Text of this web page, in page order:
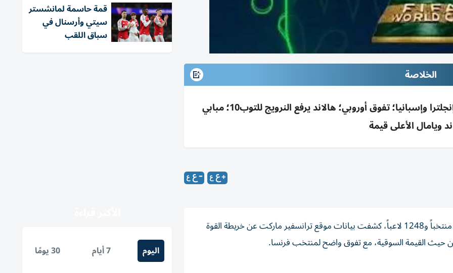
الخلاصة
فرنسا الأغلى في مونديال 2026 (1.67مليار) أمام إنجلترا وإسبانيا؛ تفوق أوروبي؛ هالاند يرفع النرويج للتوب10؛ مبابي
ويامال الأعلى قيمة
مع بدء العد التنازلي لانطلاق كأس العالم 2026 بمشاركة 48 منتخباً و1248 لاعباً، كشفت بيانات موقع ترانسفير ماركت عن خريطة القوة
حيث القيمة السوقية، مع تفوق واضح لمنتخب فرنسا.
قمة حاسمة لمانشستر
سيتي وأرسنال في
سباق اللقب
اليوم 7 أيام 30 يومًا